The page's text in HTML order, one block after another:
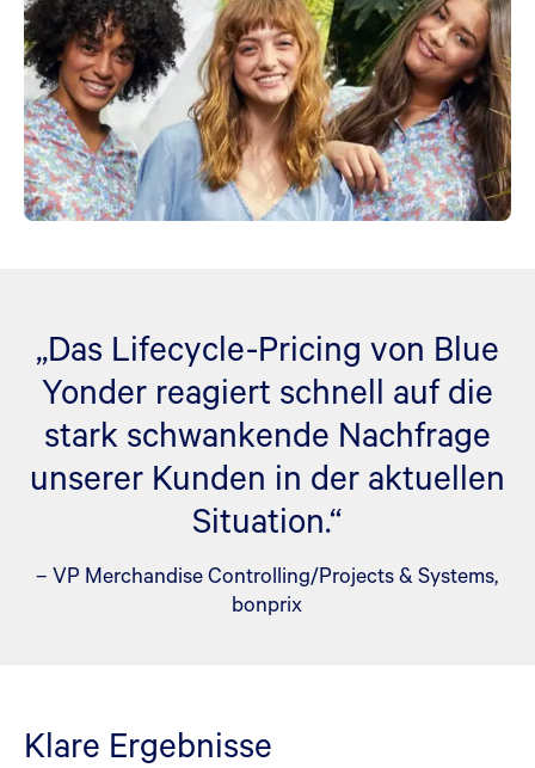
„Das Lifecycle-Pricing von Blue
Yonder reagiert schnell auf die
stark schwankende Nachfrage
unserer Kunden in der aktuellen
Situation.“
– VP Merchandise Controlling/Projects & Systems,
bonprix
Klare Ergebnisse